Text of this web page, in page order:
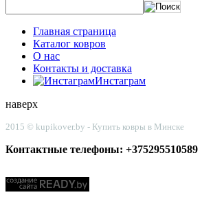
Главная страница
Каталог ковров
О нас
Контакты и доставка
Инстаграм
наверх
2015 © kupikover.by - Купить ковры в Минске
Контактные телефоны: +375295510589